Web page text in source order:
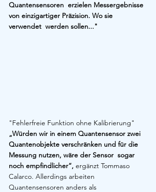
Quantensensoren  erzielen Messergebnisse
von einzigartiger Präzision. Wo sie
verwendet  werden sollen..."
"Fehlerfreie Funktion ohne Kalibrierung"
„Würden wir in einem Quantensensor zwei
Quantenobjekte verschränken und für die
Messung nutzen, wäre der Sensor  sogar
noch empfindlicher“, ergänzt Tommaso
Calarco. Allerdings arbeiten
Quantensensoren anders als